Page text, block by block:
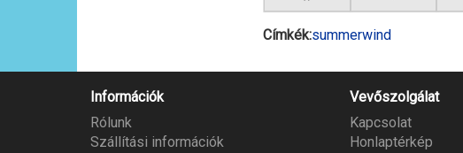
Címkék:summerwind
Információk
Rólunk
Szállítási információk
Vevőszolgálat
Kapcsolat
Honlaptérkép